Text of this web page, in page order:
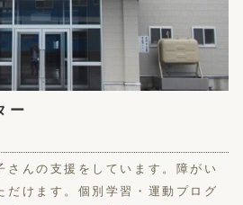
ー
さんの支援をしています。障がい
だけます。個別学習・運動プログ